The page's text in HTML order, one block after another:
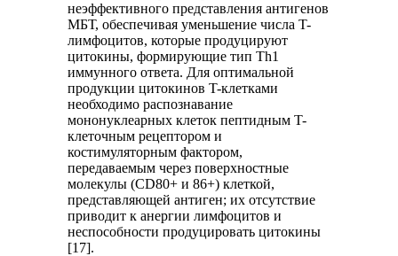
неэффективного представления антигенов
МБТ, обеспечивая уменьшение числа T-
лимфоцитов, которые продуцируют
цитокины, формирующие тип Th1
иммунного ответа. Для оптимальной
продукции цитокинов T-клетками
необходимо распознавание
мононуклеарных клеток пептидным T-
клеточным рецептором и
костимуляторным фактором,
передаваемым через поверхностные
молекулы (CD80+ и 86+) клеткой,
представляющей антиген; их отсутствие
приводит к анергии лимфоцитов и
неспособности продуцировать цитокины
[17].